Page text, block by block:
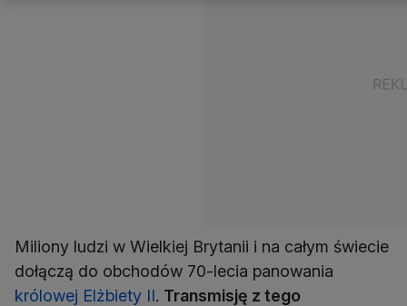
Miliony ludzi w Wielkiej Brytanii i na całym świecie
dołączą do obchodów 70-lecia panowania
królowej Elżbiety II. Transmisję z tego